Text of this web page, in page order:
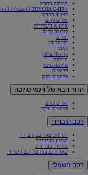
היילקס החדש
+TOYOTA C-HR החשמלית החדשה
ראב 4 החדש
יאריס קרוס
אייגו X היברידית
קורולה קרוס
יאריס
לנד קרוזר
קאמרי
קורולה סדאן
היילקס
טויוטה סיטי
פרואייס
פרואייס מקס
הדור הבא של דגמי טויוטה
יאריס קרוס
פרואייס וורסו
רכב היברידי
יתרונות של רכב היברידי
המגוון ההיברידי
סוללה היברידית
שאלות נפוצות על רכב היברידי
רכב חשמלי